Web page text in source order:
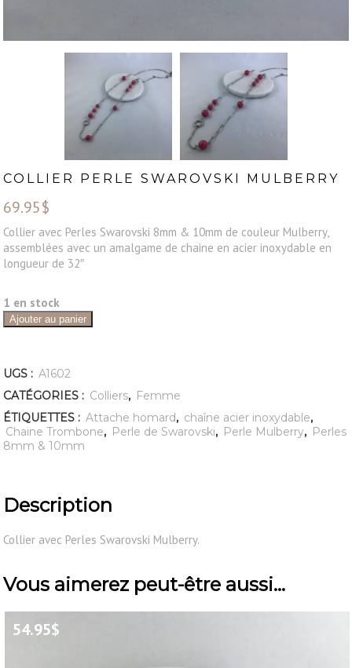
COLLIER PERLE SWAROVSKI MULBERRY
69.95$
Collier avec Perles Swarovski 8mm & 10mm de couleur Mulberry,
assemblées avec un amalgame de chaine en acier inoxydable en
longueur de 32″
1 en stock
Ajouter au panier
UGS : A1602
CATÉGORIES : Colliers, Femme
ÉTIQUETTES : Attache homard, chaîne acier inoxydable,
Chaine Trombone, Perle de Swarovski, Perle Mulberry, Perles
8mm & 10mm
Description
Collier avec Perles Swarovski Mulberry.
Vous aimerez peut-être aussi…
54.95$